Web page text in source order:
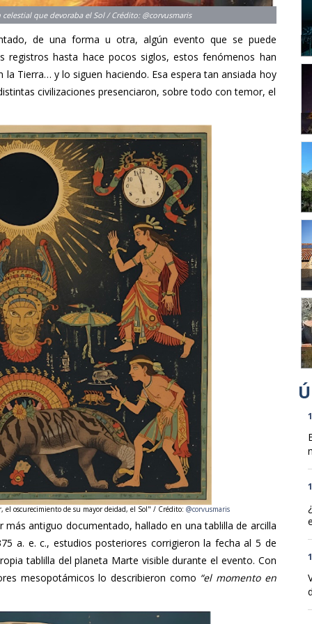
de una forma u otra, algún evento que se puede
registros hasta hace pocos siglos, estos fenómenos han
Tierra… y lo siguen haciendo. Esa espera tan ansiada hoy
civilizaciones presenciaron, sobre todo con temor, el
el oscurecimiento de su mayor deidad, el Sol" / Crédito:@corvusmaris
antiguo documentado, hallado en una tablilla de arcilla
a. e. c., estudios posteriores corrigieron la fecha al 5 de
tablilla del planeta Marte visible durante el evento. Con
mesopotámicos lo describieron como “el momento en